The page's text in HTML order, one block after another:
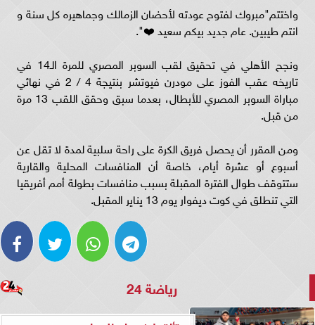
واختتم"مبروك لفتوح عودته لأحضان الزمالك وجماهيره كل سنة و
انتم طيبين. عام جديد بيكم سعيد ❤️".
ونجح الأهلي في تحقيق لقب السوبر المصري للمرة الـ14 في
تاريخه عقب الفوز على مودرن فيوتشر بنتيجة 4 / 2 في نهائي
مباراة السوبر المصري للأبطال، بعدما سبق وحقق اللقب 13 مرة
من قبل.
ومن المقرر أن يحصل فريق الكرة على راحة سلبية لمدة لا تقل عن
أسبوع أو عشرة أيام، خاصة أن المنافسات المحلية والقارية
ستتوقف طوال الفترة المقبلة بسبب منافسات بطولة أمم أفريقيا
التي تنطلق في كوت ديفوار يوم 13 يناير المقبل.
رياضة 24